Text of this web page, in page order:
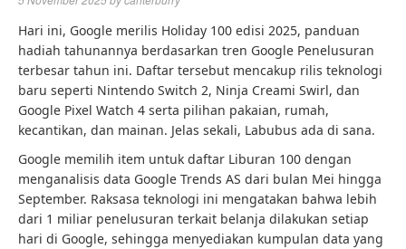
Hari ini, Google merilis Holiday 100 edisi 2025, panduan
hadiah tahunannya berdasarkan tren Google Penelusuran
terbesar tahun ini. Daftar tersebut mencakup rilis teknologi
baru seperti Nintendo Switch 2, Ninja Creami Swirl, dan
Google Pixel Watch 4 serta pilihan pakaian, rumah,
kecantikan, dan mainan. Jelas sekali, Labubus ada di sana.
Google memilih item untuk daftar Liburan 100 dengan
menganalisis data Google Trends AS dari bulan Mei hingga
September. Raksasa teknologi ini mengatakan bahwa lebih
dari 1 miliar penelusuran terkait belanja dilakukan setiap
hari di Google, sehingga menyediakan kumpulan data yang